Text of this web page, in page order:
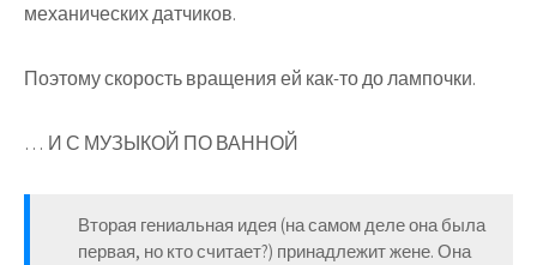
механических датчиков.
Поэтому скорость вращения ей как-то до лампочки.
… И С МУЗЫКОЙ ПО ВАННОЙ
Вторая гениальная идея (на самом деле она была
первая, но кто считает?) принадлежит жене. Она